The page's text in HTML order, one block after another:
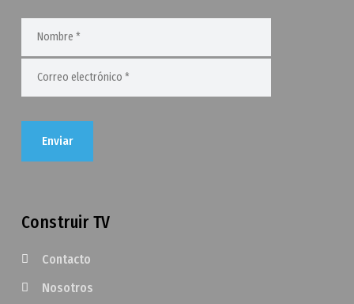
Construir TV
Contacto
Nosotros